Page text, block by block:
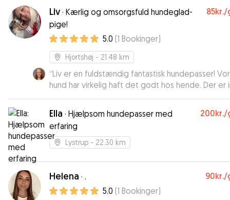
tilgang til tingene, og så er det hyggeligt at få et
billeder i løbet af ferien af en hund der hygger
på ingen måder ser ud til at mangle noget som
🥰 Hun glæder sig allerede til næste gang
Liv · Kærlig og omsorgsfuld hundeglad-
pige!
85kr./
5.0 (1 Bookinger)
Hjortshøj - 21.48 km
“Liv er en fuldstændig fantastisk hundepasser!
hund har virkelig haft det godt hos hende. Der er
tvivl om, at Liv har sat sig meget ind i at forstå
hund og hendes behov og mødt dem til fulde. Jeg
ville 100% vælge Liv til at passe vores hund igen
anden gang.
Ella · Hjælpsom hundepasser med
erfaring
200kr./
Lystrup - 22.30 km
Helena · . 90kr./
5.0 (1 Bookinger)